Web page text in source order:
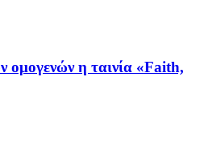
ομογενών η ταινία «Faith,